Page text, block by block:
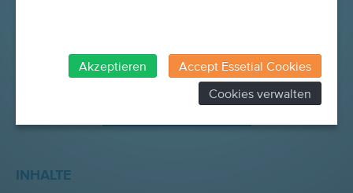
INHALTE
Akzeptieren
Accept Essetial Cookies
Cookies verwalten